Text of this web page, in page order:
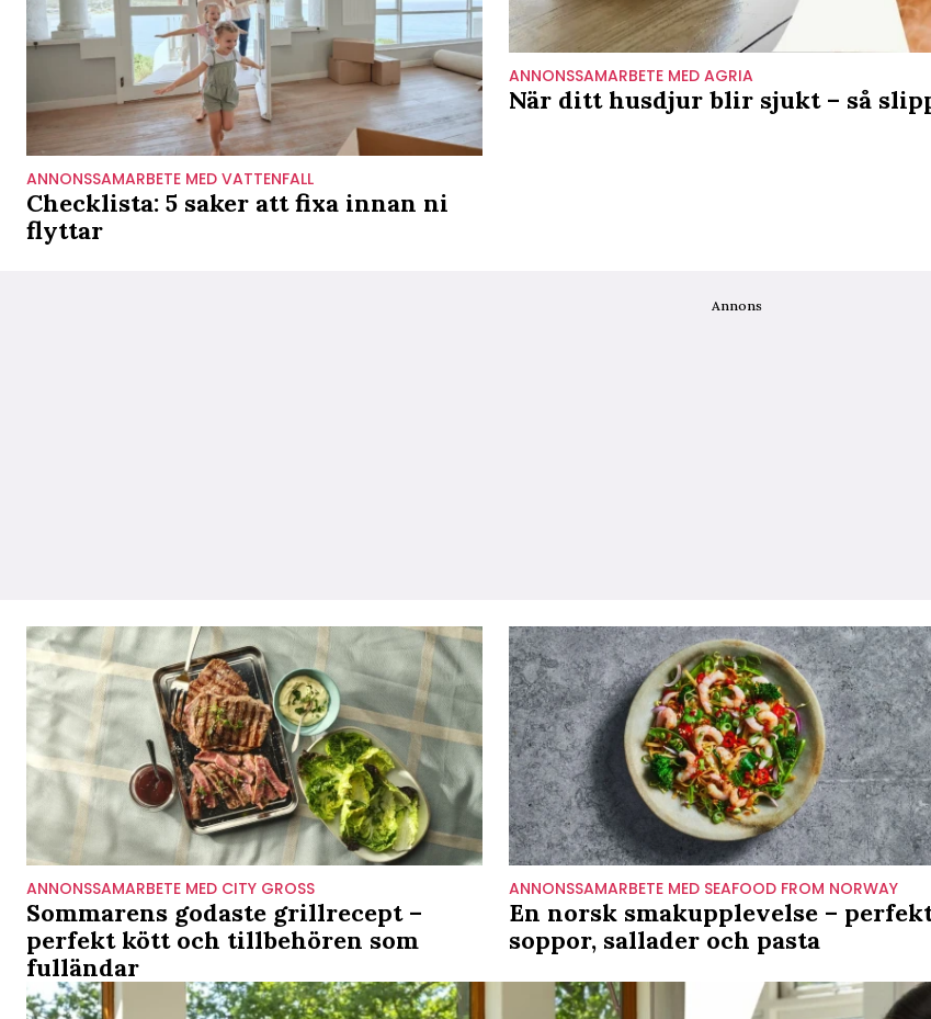
ANNONSSAMARBETE MED VATTENFALL
Checklista: 5 saker att fixa innan ni
flyttar
ANNONSSAMARBETE MED AGRIA
När ditt husdjur blir sjukt – så
Annons
ANNONSSAMARBETE MED CITY GROSS
Sommarens godaste grillrecept –
perfekt kött och tillbehören som
fulländar
ANNONSSAMARBETE MED SEAFOOD FROM NORWAY
En norsk smakupplevelse –
soppor, sallader och pasta